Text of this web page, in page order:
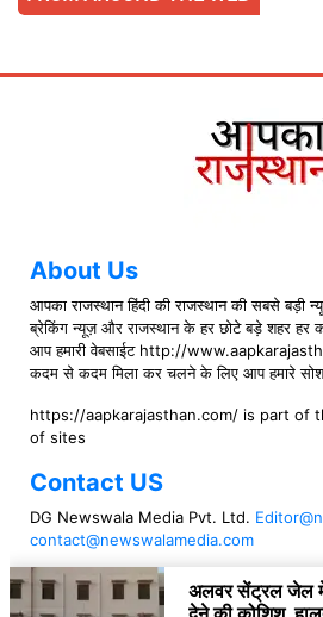
About Us
आपका राजस्थान हिंदी की राजस्थान की सबसे बड़ी
ब्रेकिंग न्यूज़ और राजस्थान के हर छोटे बड़े शहर हर
आप हमारी वेबसाईट http://
कदम से कदम मिला कर चलने के लिए आप हमारे
https://aapkarajasthan.com/ is part of
of sites
Contact US
DG Newswala Media Pvt. Ltd.
contact@newswalamedia.com
Follow US